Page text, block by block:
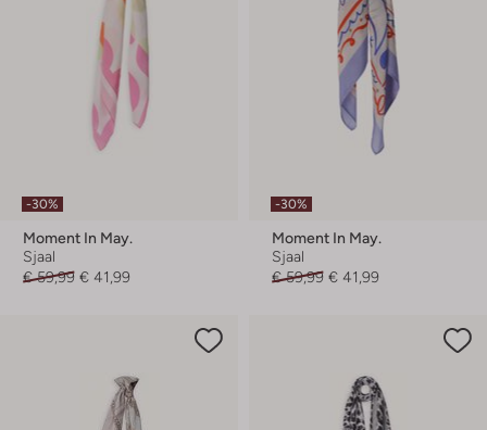
-30%
Moment In May.
Sjaal
€ 59,99 € 41,99
-30%
Moment In May.
Sjaal
€ 59,99 € 41,99